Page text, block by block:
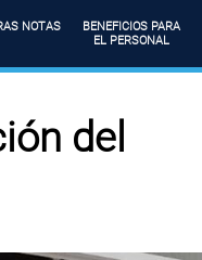
NOTAS
BENEFICIOS PARA
EL PERSONAL
del